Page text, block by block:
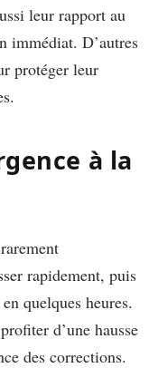
leur rapport au
immédiat. D’autres
protéger leur
à la
rapidement, puis
quelques heures.
d’une hausse
des corrections.